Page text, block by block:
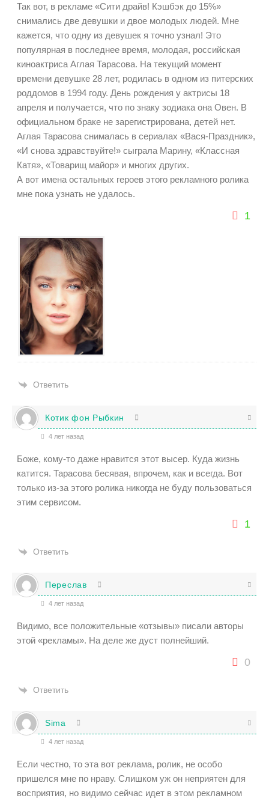
Так вот, в рекламе «Сити драйв! Кэшбэк до 15%»
снимались две девушки и двое молодых людей. Мне
кажется, что одну из девушек я точно узнал! Это
популярная в последнее время, молодая, российская
киноактриса Аглая Тарасова. На текущий момент
времени девушке 28 лет, родилась в одном из питерских
роддомов в 1994 году. День рождения у актрисы 18
апреля и получается, что по знаку зодиака она Овен. В
официальном браке не зарегистрирована, детей нет.
Аглая Тарасова снималась в сериалах «Вася-Праздник»,
«И снова здравствуйте!» сыграла Марину, «Классная
Катя», «Товарищ майор» и многих других.
А вот имена остальных героев этого рекламного ролика
мне пока узнать не удалось.
1
Ответить
Котик фон Рыбкин
4 лет назад
Боже, кому-то даже нравится этот высер. Куда жизнь
катится. Тарасова бесявая, впрочем, как и всегда. Вот
только из-за этого ролика никогда не буду пользоваться
этим сервисом.
1
Ответить
Переслав
4 лет назад
Видимо, все положительные «отзывы» писали авторы
этой «рекламы». На деле же дуст полнейший.
0
Ответить
Sima
4 лет назад
Если честно, то эта вот реклама, ролик, не особо
пришелся мне по нраву. Слишком уж он неприятен для
восприятия, но видимо сейчас идет в этом рекламном